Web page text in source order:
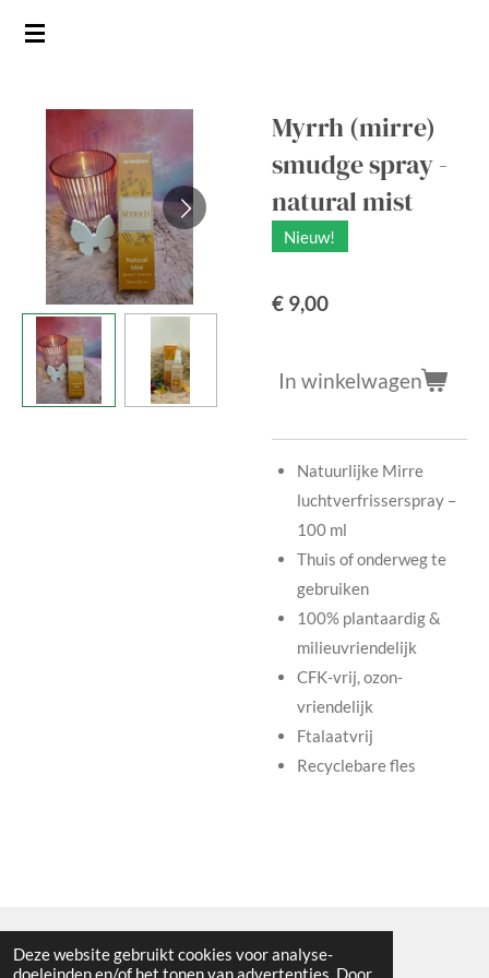
Deze website gebruikt cookies voor analyse-
doeleinden en/of het tonen van advertenties. Door
Ga
hoofdinhoud
Myrrh (mirre)
smudge spray -
natural mist
Nieuw!
€ 9,00
In winkelwagen
Natuurlijke Mirre
luchtverfrisserspray –
100 ml
Thuis of onderweg te
gebruiken
100% plantaardig &
milieuvriendelijk
CFK-vrij, ozon-
vriendelijk
Ftalaatvrij
Recyclebare fles
Algemene voorwaarden